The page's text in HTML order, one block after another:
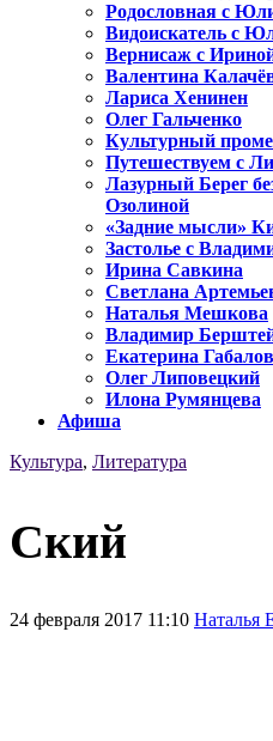
Родословная с
Видоискатель с
Вернисаж с
Валентина
Лариса Хенинен
Олег Гальченко
Культурный
Путешествуем с
Лазурный Берег
Озолиной
«Задние мысли»
Застолье с
Ирина Савкина
Светлана
Наталья Мешкова
Владимир
Екатерина
Олег Липовецкий
Илона Румянцева
Афиша
Культура, Литература
Ский
24 февраля 2017 11:10 Наталья